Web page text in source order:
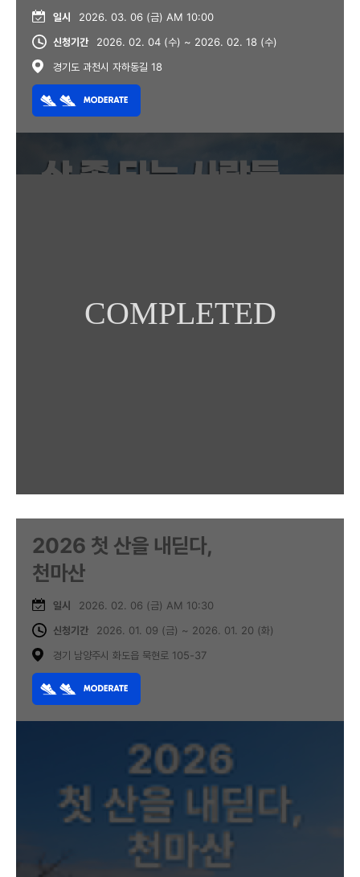
일시
2026. 03. 06 (금) AM 10:00
신청기간
2026. 02. 04 (수) ~ 2026. 02. 18 (수)
경기도 과천시 자하동길 18
2026 첫 산을 내딛다,
천마산
일시
2026. 02. 06 (금) AM 10:30
신청기간
2026. 01. 09 (금) ~ 2026. 01. 20 (화)
경기 남양주시 화도읍 묵현로 105-37